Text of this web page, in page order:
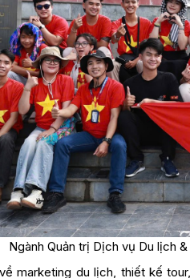
Ngành Quản trị Dịch vụ Du lịch
marketing du lịch, thiết kế